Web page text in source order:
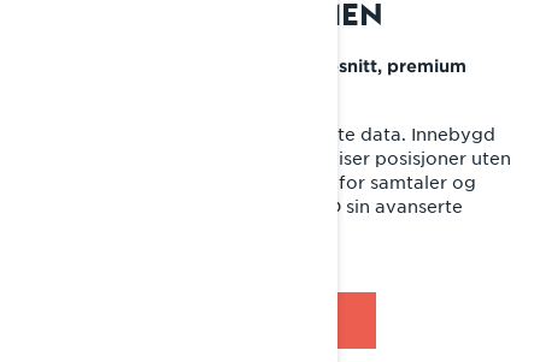
10,25" TOUCHSKJERMEN
Forbedret tilkobling, intuitivt grensesnitt, premium
Touchskjermen viser din sleds viktigste data. Innebygd
GPS med Group Ride sporer ruten, viser posisjoner uten
telefon. Par telefonen via Bluetooth for samtaler og
musikk. Koble til via USB for BRP GO sin avanserte